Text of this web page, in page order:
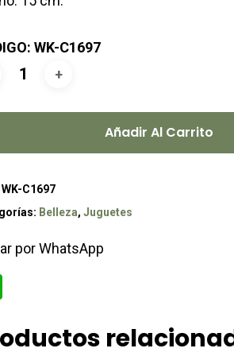
WK-C1697
Añadir Al Carrito
WK-C1697
Belleza, Juguetes
por WhatsApp